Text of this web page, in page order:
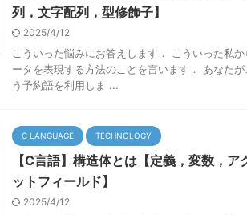
列，文字配列，型修飾子】
2025/4/12
こういった悩みにお答えします． こういった私
ータを表現する方法のことを言います． あなた
う予約語を利用しま ...
C LANGUAGE TECHNOLOGY
【C言語】構造体とは【定義，変数，
ットフィールド】
2025/4/12